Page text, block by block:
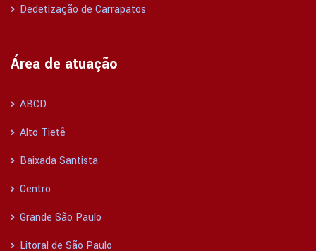
Dedetização de Carrapatos
Área de atuação
ABCD
Alto Tietê
Baixada Santista
Centro
Grande São Paulo
Litoral de São Paulo